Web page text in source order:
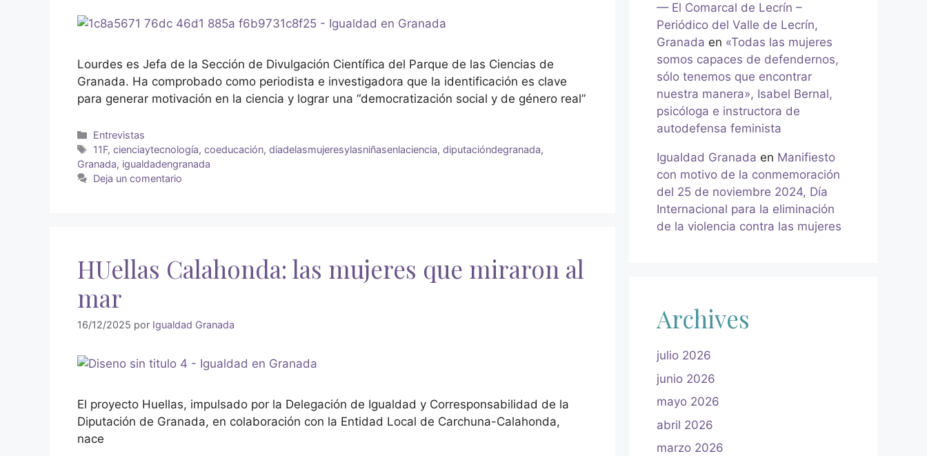
Lourdes es Jefa de la Sección de Divulgación Científica del Parque de las Ciencias de
Granada. Ha comprobado como periodista e investigadora que la identificación es clave
para generar motivación en la ciencia y lograr una “democratización social y de género real”
Entrevistas
11F,cienciaytecnología,coeducación,diadelasmujeresylasniñasenlaciencia,diputacióndegranada,
Granada, igualdadengranada
Deja un comentario
HUellas Calahonda: las mujeres que miraron al
mar
16/12/2025 por Igualdad Granada
El proyecto Huellas, impulsado por la Delegación de Igualdad y Corresponsabilidad de la
Diputación de Granada, en colaboración con la Entidad Local de Carchuna-Calahonda,
nace
— El Comarcal de Lecrín –
Periódico del Valle de Lecrín,
Granada en «Todas las mujeres
somos capaces de defendernos,
sólo tenemos que encontrar
nuestra manera», Isabel Bernal,
psicóloga e instructora de
autodefensa feminista
Igualdad Granada en Manifiesto
con motivo de la conmemoración
del 25 de noviembre 2024, Día
Internacional para la eliminación
de la violencia contra las mujeres
Archives
julio 2026
junio 2026
mayo 2026
abril 2026
marzo 2026